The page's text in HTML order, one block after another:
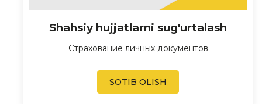
Shahsiy hujjatlarni sug'urtalash
Страхование личных документов
SOTIB OLISH